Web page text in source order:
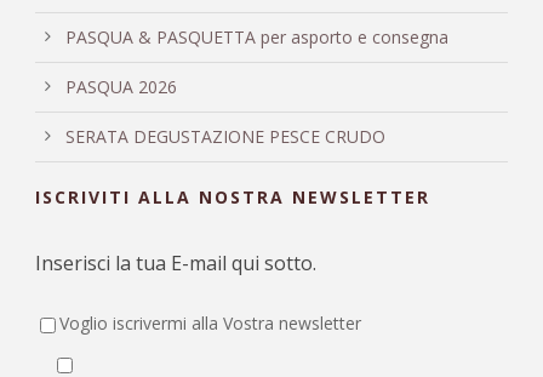
PASQUA & PASQUETTA per asporto e consegna
PASQUA 2026
SERATA DEGUSTAZIONE PESCE CRUDO
ISCRIVITI ALLA NOSTRA NEWSLETTER
Inserisci la tua E-mail qui sotto.
Voglio iscrivermi alla Vostra newsletter